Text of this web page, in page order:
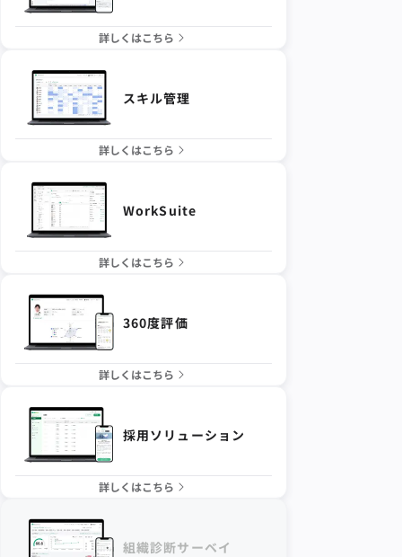
詳しくはこちら
スキル管理
詳しくはこちら
WorkSuite
詳しくはこちら
360度評価
詳しくはこちら
採用ソリューション
詳しくはこちら
組織診断サーベイ